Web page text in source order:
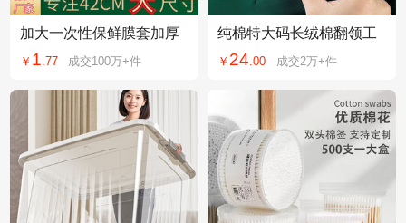
加大一次性保鲜膜套加厚
口食品级保鲜膜套
￥ 1.77 成交100万+件
纯棉特大码长绒棉翻领工
印制夏季工装T恤
￥ 24.00 成交2万+件